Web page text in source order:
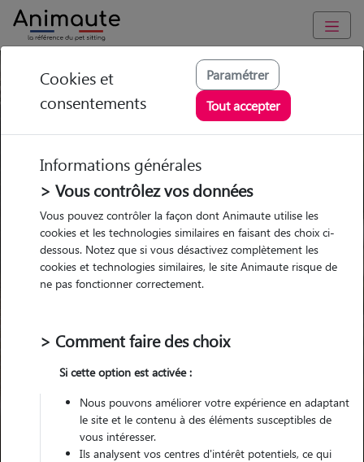
Pension chien Thonon-les-
Bains
Ou l'alternative Animaute
Garde
chez le Pet Sitter
Garde
chez le Pet Sitter
Promenades
Visites
Promenades
Visites
Trouver mon Pet Sitter
Cookies et
consentements
Paramétrer
Tout accepter
Informations générales
> Vous contrôlez vos données
Vous pouvez contrôler la façon dont Animaute utilise les
cookies et les technologies similaires en faisant des choix ci-
dessous. Notez que si vous désactivez complètement les
cookies et technologies similaires, le site Animaute risque de
ne pas fonctionner correctement.
> Comment faire des choix
Si cette option est activée :
Nous pouvons améliorer votre expérience en adaptant
le site et le contenu à des éléments susceptibles de
vous intéresser.
Ils analysent vos centres d'intérêt potentiels, ce qui